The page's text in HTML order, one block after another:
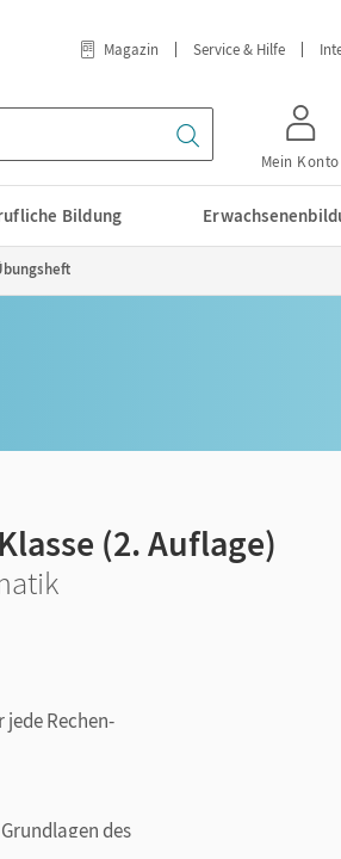
Magazin Service & Hilfe
Mein Konto
Bildung
(2. Auflage)
Rechen-
des